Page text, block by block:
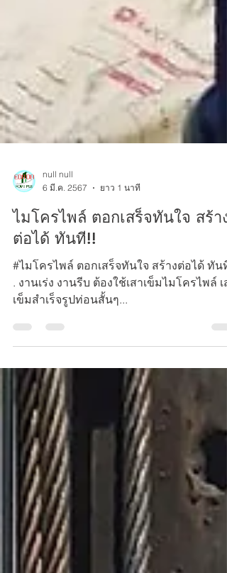
6 มี.ค. 2567
ยาว 1 นาที
ไมโครไพล์ ตอกเสร็จทันใจ สร้าง
ต่อได้ ทันที!!
#ไมโครไพล์ ตอกเสร็จทันใจ สร้างต่อได้ ทันที
. งานเร่ง งานรีบ ต้องใช้เสาเข็มไมโครไพล์ เส
เข็มสำเร็จรูปท่อนสั้นๆ...